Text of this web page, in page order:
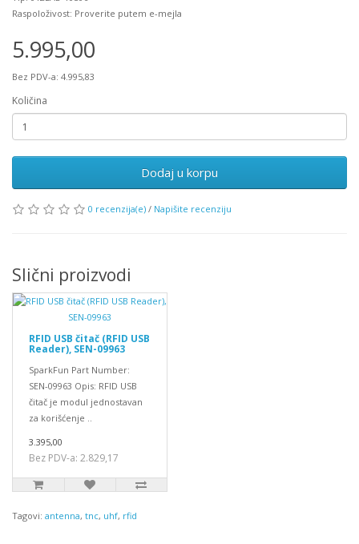
Raspoloživost: Proverite putem e-mejla
5.995,00
Bez PDV-a: 4.995,83
Količina
Dodaj u korpu
0 recenzija(e) / Napišite recenziju
Slični proizvodi
RFID USB čitač (RFID USB
Reader), SEN-09963
SparkFun Part Number:
SEN-09963 Opis: RFID USB
čitač je modul jednostavan
za korišćenje ..
3.395,00
Bez PDV-a: 2.829,17
Tagovi: antenna, tnc, uhf, rfid